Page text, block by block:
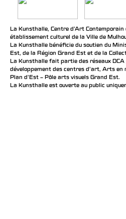
La Kunsthalle, Centre d’Art
établissement culturel de la Ville de
La Kunsthalle bénéficie du soutien du
Est, de la Région Grand Est et de la
La Kunsthalle fait partie des réseaux
développement des centres d'art, Arts en
Plan d’Est – Pôle arts visuels Grand Est.
La Kunsthalle est ouverte au public